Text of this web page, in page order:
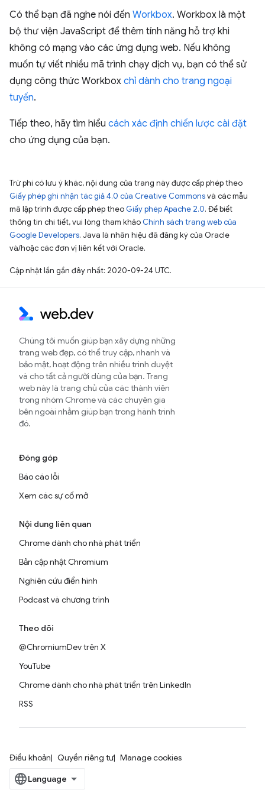
Có thể bạn đã nghe nói đến Workbox. Workbox là một
bộ thư viện JavaScript để thêm tính năng hỗ trợ khi
không có mạng vào các ứng dụng web. Nếu không
muốn tự viết nhiều mã trình chạy dịch vụ, bạn có thể sử
dụng công thức Workbox chỉ dành cho trang ngoại
tuyến.
Tiếp theo, hãy tìm hiểu cách xác định chiến lược cài đặt
cho ứng dụng của bạn.
Trừ phi có lưu ý khác, nội dung của trang này được cấp phép theo
Giấy phép ghi nhận tác giả 4.0 của Creative Commonsvà các mẫu
mã lập trình được cấp phép theo Giấy phép Apache 2.0. Để biết
thông tin chi tiết, vui lòng tham khảo Chính sách trang web của
Google Developers. Java là nhãn hiệu đã đăng ký của Oracle
và/hoặc các đơn vị liên kết với Oracle.
Cập nhật lần gần đây nhất: 2020-09-24 UTC.
Chúng tôi muốn giúp bạn xây dựng những
trang web đẹp, có thể truy cập, nhanh và
bảo mật, hoạt động trên nhiều trình duyệt
và cho tất cả người dùng của bạn. Trang
web này là trang chủ của các thành viên
trong nhóm Chrome và các chuyên gia
bên ngoài nhằm giúp bạn trong hành trình
đó.
Đóng góp
Báo cáo lỗi
Xem các sự cố mở
Nội dung liên quan
Chrome dành cho nhà phát triển
Bản cập nhật Chromium
Nghiên cứu điển hình
Podcast và chương trình
Theo dõi
@ChromiumDev trên X
YouTube
Chrome dành cho nhà phát triển trên LinkedIn
RSS
Điều khoản Quyền riêng tư Manage cookies